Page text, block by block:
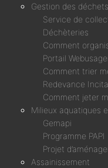
Gestion des déchets
Service de
Déchèteries
Comment
Portail
Comment trier
Redevance
Comment jeter
Milieux aquatiques
Gemapi
Programme PAPI
Projet
Assainissement